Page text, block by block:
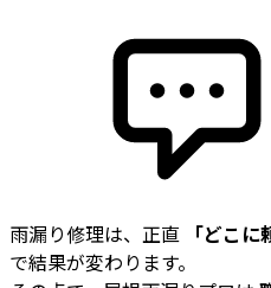
雨漏り修理は、正直
「どこ
で結果が変わります。